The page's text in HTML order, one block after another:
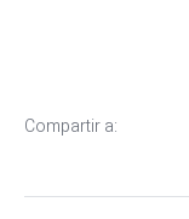
Compartir a: